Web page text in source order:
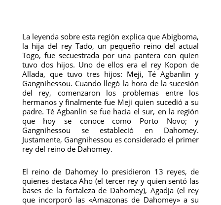
La leyenda sobre esta región explica que Abigboma,
la hija del rey Tado, un pequeño reino del actual
Togo, fue secuestrada por una pantera con quien
tuvo dos hijos. Uno de ellos era el rey Kopon de
Allada, que tuvo tres hijos: Meji, Té Agbanlin y
Gangnihessou. Cuando llegó la hora de la sucesión
del rey, comenzaron los problemas entre los
hermanos y finalmente fue Meji quien sucedió a su
padre. Té Agbanlin se fue hacia el sur, en la región
que hoy se conoce como Porto Novo; y
Gangnihessou se estableció en Dahomey.
Justamente, Gangnihessou es considerado el primer
rey del reino de Dahomey.
El reino de Dahomey lo presidieron 13 reyes, de
quienes destaca Aho (el tercer rey y quien sentó las
bases de la fortaleza de Dahomey), Agadja (el rey
que incorporó las «Amazonas de Dahomey» a su